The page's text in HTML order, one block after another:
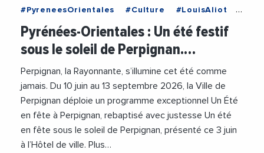
#PyreneesOrientales
#Culture
#LouisAliot
#Musique
#Patrimoine
#Videos
#VilleDePerpignan
Pyrénées-Orientales : Un été festif
sous le soleil de Perpignan.…
Perpignan, la Rayonnante, s’illumine cet été comme
jamais. Du 10 juin au 13 septembre 2026, la Ville de
Perpignan déploie un programme exceptionnel Un Été
en fête à Perpignan, rebaptisé avec justesse Un été
en fête sous le soleil de Perpignan, présenté ce 3 juin
à l’Hôtel de ville. Plus…